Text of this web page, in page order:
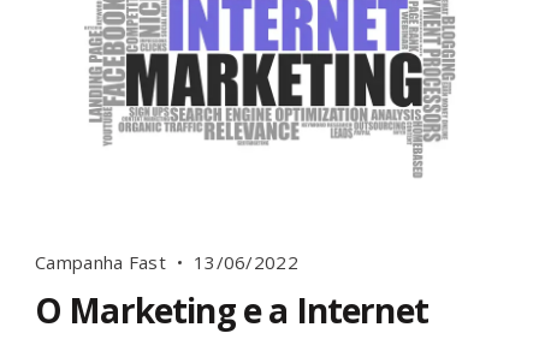
Campanha Fast 13/06/2022
O Marketing e a Internet